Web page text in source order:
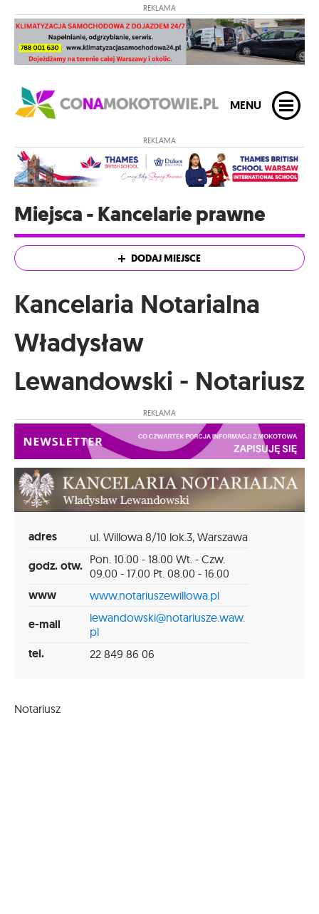
REKLAMA
MENU
REKLAMA
Miejsca - Kancelarie prawne
DODAJ MIEJSCE
Kancelaria Notarialna
Władysław
Lewandowski - Notariusz
REKLAMA
adres ul. Willowa 8/10 lok.3, Warszawa
godz. otw. Pon. 10.00 - 18.00 Wt. - Czw.
09.00 - 17.00 Pt. 08.00 - 16.00
www www.notariuszewillowa.pl
e-mail
lewandowski@notariusze.waw.
pl
tel. 22 849 86 06
Notariusz